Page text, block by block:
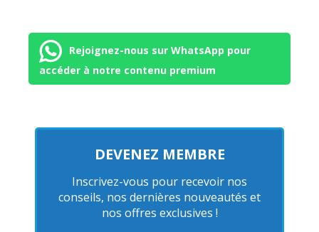
Rejoignez-nous sur WhatsApp pour
accéder à notre contenu premium
DEVENEZ MEMBRE
Inscrivez-vous pour recevoir nos
conseils, nos dernières nouveautés et
nos offres exclusives !